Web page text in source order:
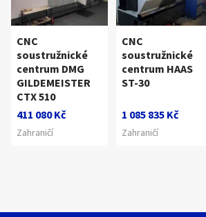
CNC
soustružnické
centrum DMG
GILDEMEISTER
CTX 510
411 080 Kč
Zahraničí
CNC
soustružnické
centrum HAAS
ST-30
1 085 835 Kč
Zahraničí